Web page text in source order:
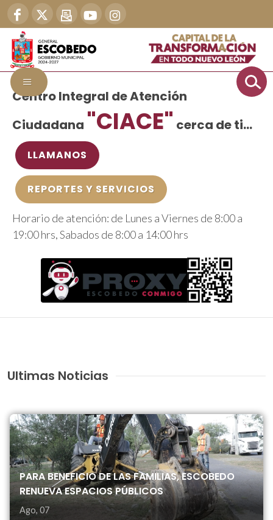
Centro Integral de Atención
Ciudadana "CIACE" cerca de ti...
LLAMANOS
REPORTES Y SERVICIOS
Horario de atención: de Lunes a Viernes de 8:00 a
19:00 hrs, Sabados de 8:00 a 14:00 hrs
Ultimas Noticias
PARA BENEFICIO DE LAS FAMILIAS, ESCOBEDO
RENUEVA ESPACIOS PÚBLICOS
Ago, 07